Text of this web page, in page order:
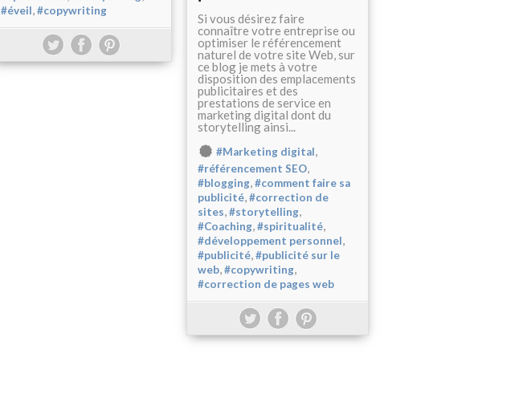
#éveil,#copywriting
Si vous désirez faire
connaître votre entreprise ou
optimiser le référencement
naturel de votre site Web, sur
ce blog je mets à votre
disposition des emplacements
publicitaires et des
prestations de service en
marketing digital dont du
storytelling ainsi...
#Marketing digital,
#référencement SEO,
#blogging,#comment faire sa
publicité,#correction de
sites,#storytelling,
#Coaching,#spiritualité,
#développement personnel,
#publicité,#publicité sur le
web,#copywriting,
#correction de pages web